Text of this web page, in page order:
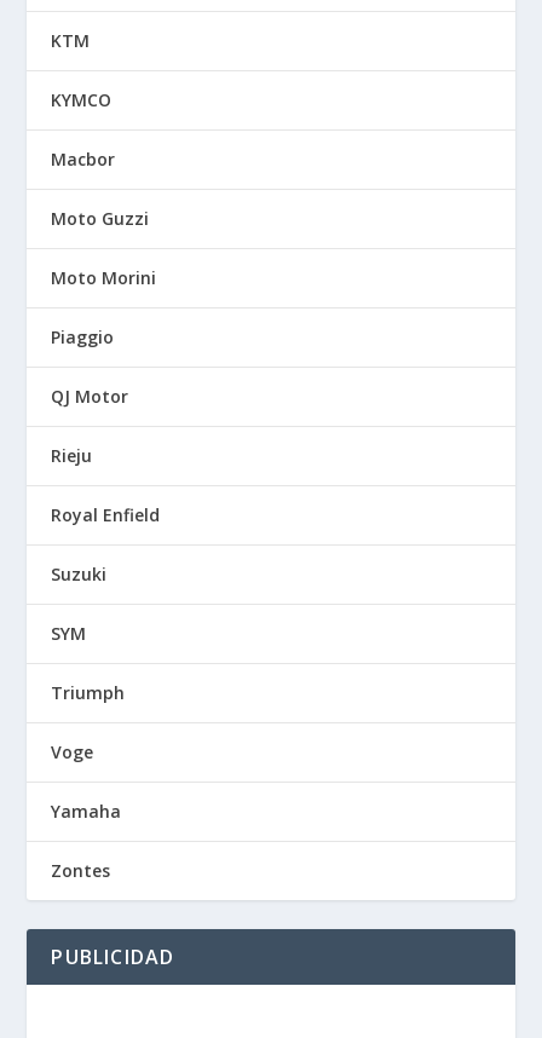
KTM
KYMCO
Macbor
Moto Guzzi
Moto Morini
Piaggio
QJ Motor
Rieju
Royal Enfield
Suzuki
SYM
Triumph
Voge
Yamaha
Zontes
PUBLICIDAD